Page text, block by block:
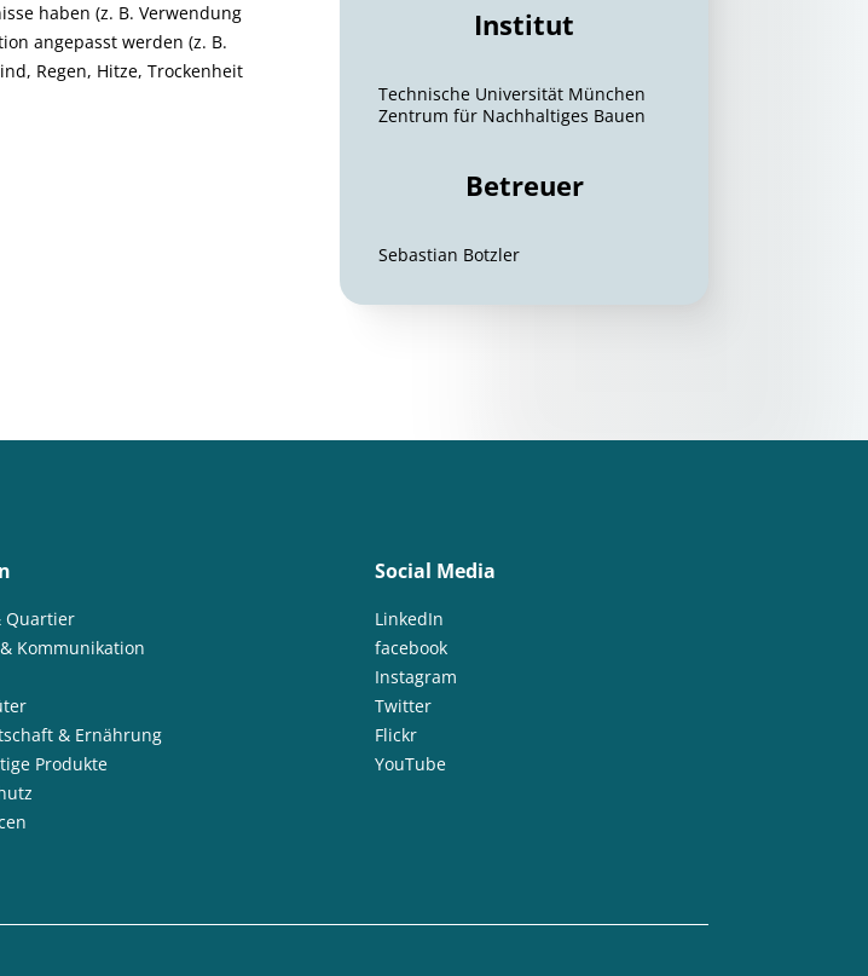
haben (z. B. Verwendung
angepasst werden (z. B.
Regen, Hitze, Trockenheit
Institut
Technische Universität München
Zentrum für Nachhaltiges Bauen
Betreuer
Sebastian Botzler
Quartier
Kommunikation
& Ernährung
Produkte
Social Media
LinkedIn
facebook
Instagram
Twitter
Flickr
YouTube